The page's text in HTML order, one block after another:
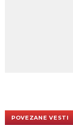
POVEZANE VESTI